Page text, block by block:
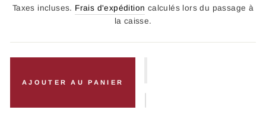
régulier
Taxes incluses. Frais d'expédition calculés lors du passage à
la caisse.
AJOUTER AU PANIER